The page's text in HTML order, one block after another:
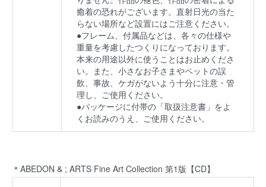
癒着の恐れがございます。直射日光の当た
らない場所など設置にはご注意ください。
●フレーム、付属品などは、各々の仕様や
重量を考慮したつくりになっております。
本来の用途以外に使うことはお止めくださ
い。また、小さなお子さまやペットの誤
飲、事故、ケガがないよう十分に注意・管
理し、ご使用ください。
●パッケージに付帯の「取扱注意書」をよ
くお読みのうえ、ご使用ください。
＊ABEDON & ; ARTS Fine Art Collection 第1版【CD】